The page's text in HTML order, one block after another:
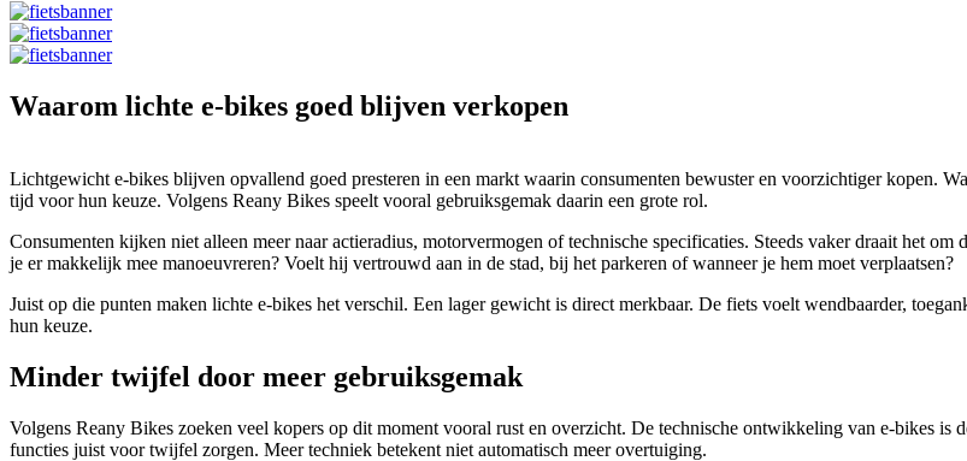
Waarom lichte e-bikes goed blijven verkopen
Lichtgewicht e-bikes blijven opvallend goed presteren in een markt waarin consumenten bewuster en voorzichtiger kopen.
tijd voor hun keuze. Volgens Reany Bikes speelt vooral gebruiksgemak daarin een grote rol.
Consumenten kijken niet alleen meer naar actieradius, motorvermogen of technische specificaties. Steeds vaker draait het
je er makkelijk mee manoeuvreren? Voelt hij vertrouwd aan in de stad, bij het parkeren of wanneer je hem moet verplaatsen?
Juist op die punten maken lichte e-bikes het verschil. Een lager gewicht is direct merkbaar. De fiets voelt wendbaarder,
hun keuze.
Minder twijfel door meer gebruiksgemak
Volgens Reany Bikes zoeken veel kopers op dit moment vooral rust en overzicht. De technische ontwikkeling van e-bikes is
functies juist voor twijfel zorgen. Meer techniek betekent niet automatisch meer overtuiging.